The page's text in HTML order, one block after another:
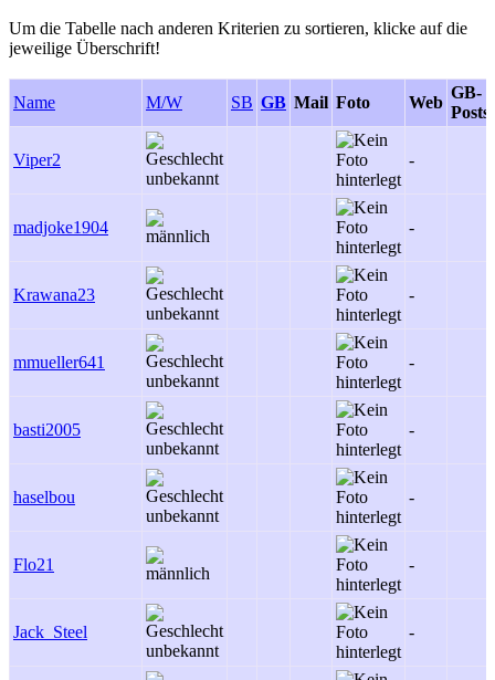
Um die Tabelle nach anderen Kriterien zu sortieren, klicke auf die
jeweilige Überschrift!
Name M/W SB GB Mail Foto Web
GB-
Posts
Viper2 -
madjoke1904 -
Krawana23 -
mmueller641 -
basti2005 -
haselbou -
Flo21 -
Jack_Steel -